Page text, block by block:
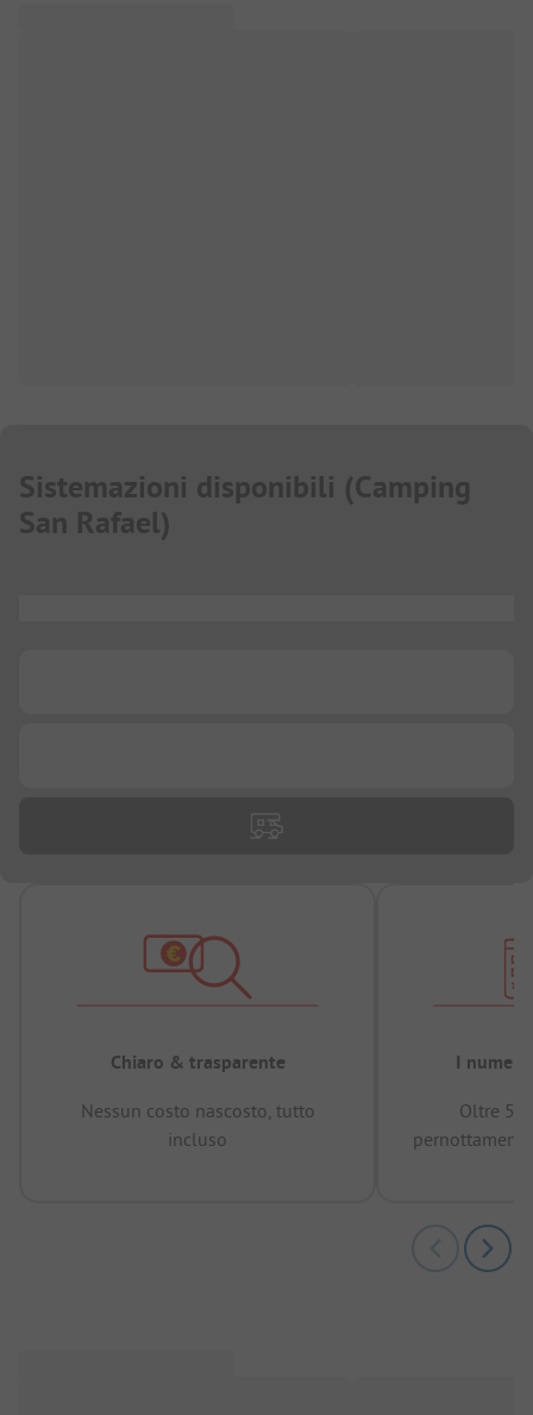
Sistemazioni disponibili (Camping
San Rafael)
Chiaro & trasparente
Nessun costo nascosto, tutto
incluso
I numeri
Oltre